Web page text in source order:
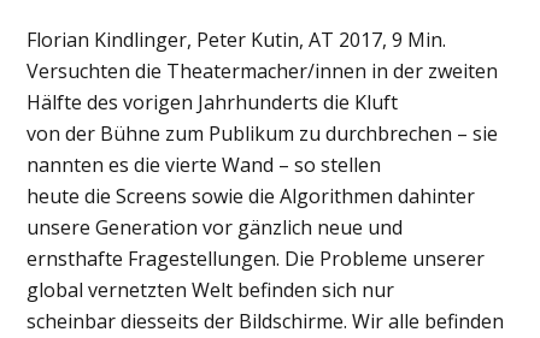
Florian Kindlinger, Peter Kutin, AT 2017, 9 Min.
Versuchten die Theatermacher/innen in der zweiten
Hälfte des vorigen Jahrhunderts die Kluft
von der Bühne zum Publikum zu durchbrechen – sie
nannten es die vierte Wand – so stellen
heute die Screens sowie die Algorithmen dahinter
unsere Generation vor gänzlich neue und
ernsthafte Fragestellungen. Die Probleme unserer
global vernetzten Welt befinden sich nur
scheinbar diesseits der Bildschirme. Wir alle befinden